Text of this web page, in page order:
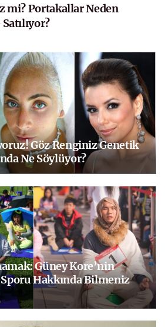
mi? Portakallar Neden
Göz Renginiz Genetik
Ne Söylüyor?
Güney Kore’nin
Hakkında Bilmeniz